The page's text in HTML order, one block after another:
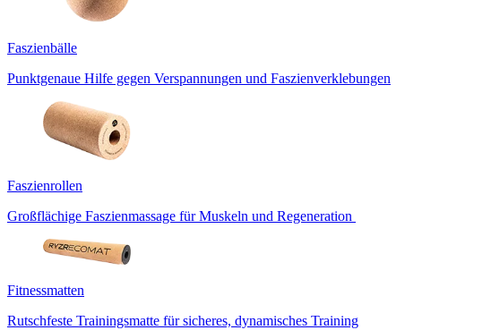
Faszienbälle
Punktgenaue Hilfe gegen Verspannungen und Faszienverklebungen
Faszienrollen
Großflächige Faszienmassage für Muskeln und Regeneration
Fitnessmatten
Rutschfeste Trainingsmatte für sicheres, dynamisches Training